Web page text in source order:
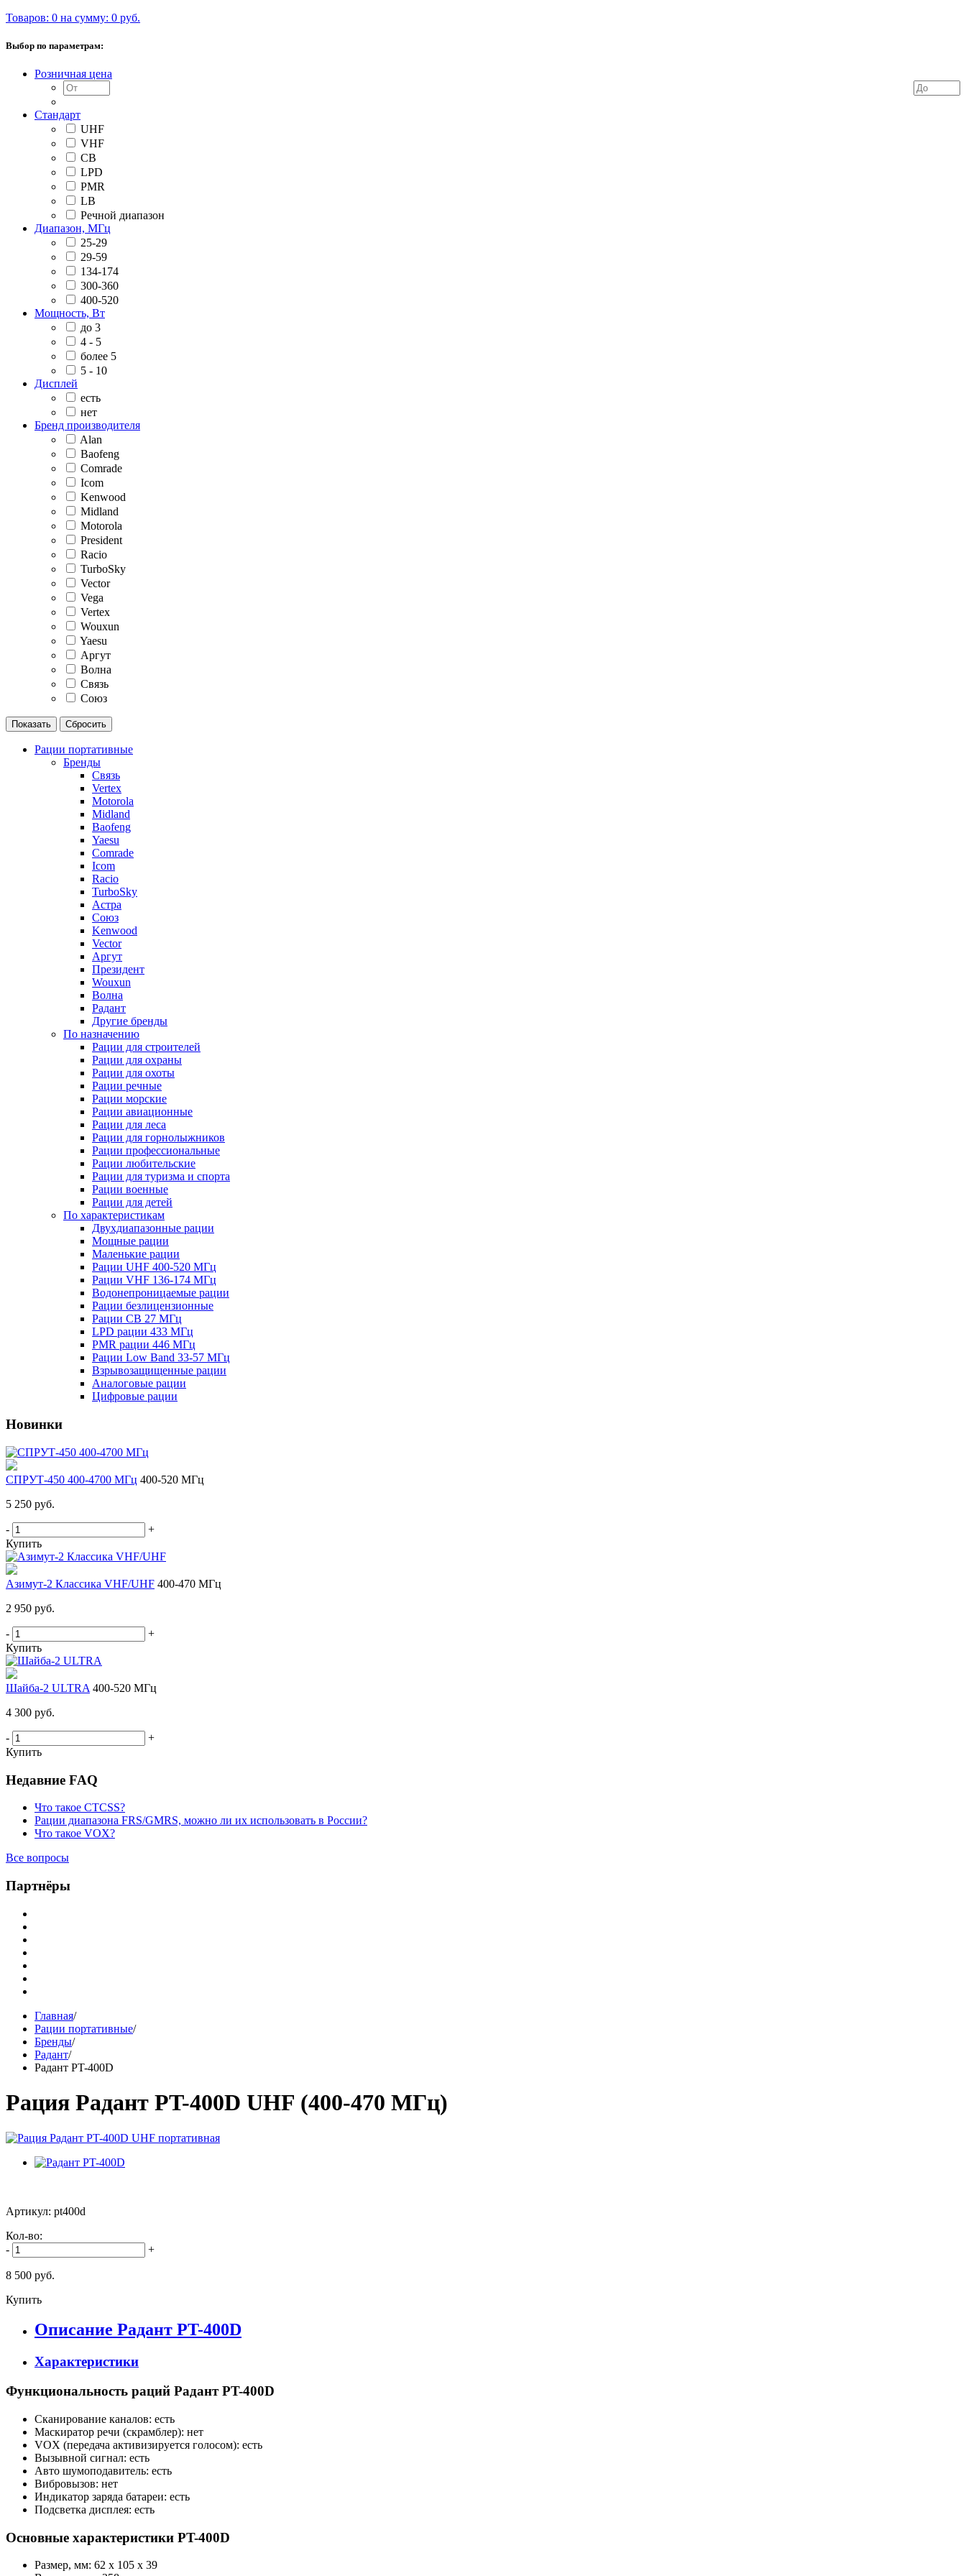
Товаров: 0 на сумму: 0 руб.
Выбор по параметрам:
Розничная цена
Стандарт
UHF
VHF
CB
LPD
PMR
LB
Речной диапазон
Диапазон, МГц
25-29
29-59
134-174
300-360
400-520
Мощность, Вт
до 3
4 - 5
более 5
5 - 10
Дисплей
есть
нет
Бренд производителя
Alan
Baofeng
Comrade
Icom
Kenwood
Midland
Motorola
President
Racio
TurboSky
Vector
Vega
Vertex
Wouxun
Yaesu
Аргут
Волна
Связь
Союз
Рации портативные
Бренды
Связь
Vertex
Motorola
Midland
Baofeng
Yaesu
Comrade
Icom
Racio
TurboSky
Астра
Союз
Kenwood
Vector
Аргут
Президент
Wouxun
Волна
Радант
Другие бренды
По назначению
Рации для строителей
Рации для охраны
Рации для охоты
Рации речные
Рации морские
Рации авиационные
Рации для леса
Рации для горнолыжников
Рации профессиональные
Рации любительские
Рации для туризма и спорта
Рации военные
Рации для детей
По характеристикам
Двухдиапазонные рации
Мощные рации
Маленькие рации
Рации UHF 400-520 МГц
Рации VHF 136-174 МГц
Водонепроницаемые рации
Рации безлицензионные
Рации CB 27 МГц
LPD рации 433 МГц
PMR рации 446 МГц
Рации Low Band 33-57 МГц
Взрывозащищенные рации
Аналоговые рации
Цифровые рации
Новинки
СПРУТ-450 400-4700 МГц 400-520 МГц
5 250 руб.
-
+
Купить
Азимут-2 Классика VHF/UHF 400-470 МГц
2 950 руб.
-
+
Купить
Шайба-2 ULTRA 400-520 МГц
4 300 руб.
-
+
Купить
Недавние FAQ
Что такое CTCSS?
Рации диапазона FRS/GMRS, можно ли их использовать в России?
Что такое VOX?
Все вопросы
Партнёры
Главная/
Рации портативные/
Бренды/
Радант/
Радант PT-400D
Рация Радант PT-400D UHF (400-470 МГц)
Артикул: pt400d
Кол-во:
-
+
8 500 руб.
Купить
Описание Радант PT-400D
Характеристики
Функциональность раций Радант PT-400D
Сканирование каналов: есть
Маскиратор речи (скрамблер): нет
VOX (передача активизируется голосом): есть
Вызывной сигнал: есть
Авто шумоподавитель: есть
Вибровызов: нет
Индикатор заряда батареи: есть
Подсветка дисплея: есть
Основные характеристики PT-400D
Размер, мм: 62 х 105 х 39